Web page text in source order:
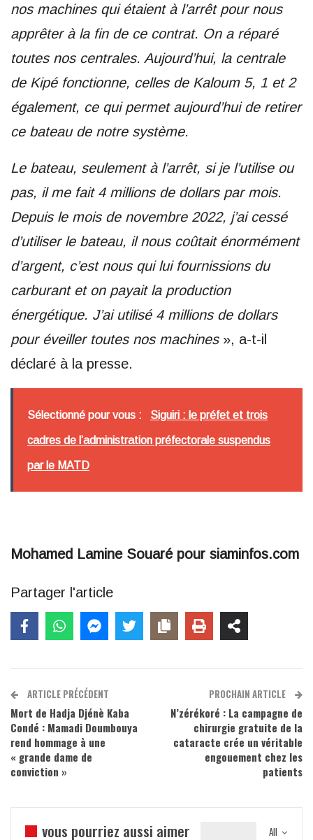
nos machines qui étaient à l’arrêt pour nous
apprêter à la fin de ce contrat. On a réparé
toutes nos centrales. Aujourd’hui, la centrale
de Kipé fonctionne, celles de Kaloum 5, 1 et 2
également, ce qui permet aujourd’hui de retirer
ce bateau de notre système.
Le bateau, seulement à l’arrêt, si je l’utilise ou
pas, il me fait 4 millions de dollars par mois.
Depuis le mois de novembre 2022, j’ai cessé
d’utiliser le bateau, il nous coûtait énormément
d’argent, c’est nous qui lui fournissions du
carburant et on payait la production
énergétique. J’ai utilisé 4 millions de dollars
pour éveiller toutes nos machines», a-t-il
déclaré à la presse.
Sélectionné pour vous : Siguiri : le préfet et trois
cadres de l’administration préfectorale suspendus
par le MATD
Mohamed Lamine Souaré pour siaminfos.com
Partager l'article
ARTICLE PRÉCÉDENT
Mort de Hadja Djénè Kaba
Condé : Mamadi Doumbouya
rend hommage à une
« grande dame de
conviction »
PROCHAIN ARTICLE
N’zérékoré : La campagne de
chirurgie gratuite de la
cataracte crée un véritable
engouement chez les
patients
All
vous pourriez aussi aimer